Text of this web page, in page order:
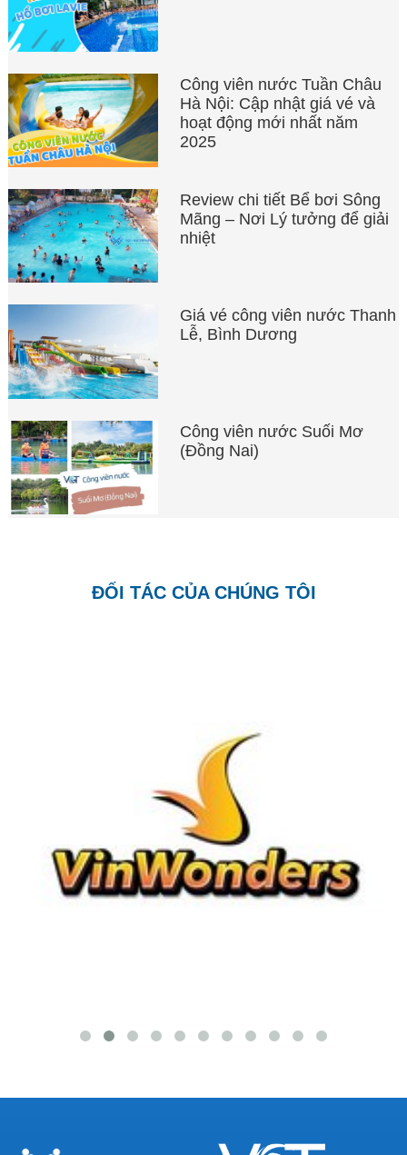
Công viên nước Tuần Châu
Hà Nội: Cập nhật giá vé và
hoạt động mới nhất năm
2025
Review chi tiết Bể bơi Sông
Mãng – Nơi Lý tưởng để giải
nhiệt
Giá vé công viên nước Thanh
Lễ, Bình Dương
Công viên nước Suối Mơ
(Đồng Nai)
ĐỐI TÁC CỦA CHÚNG TÔI